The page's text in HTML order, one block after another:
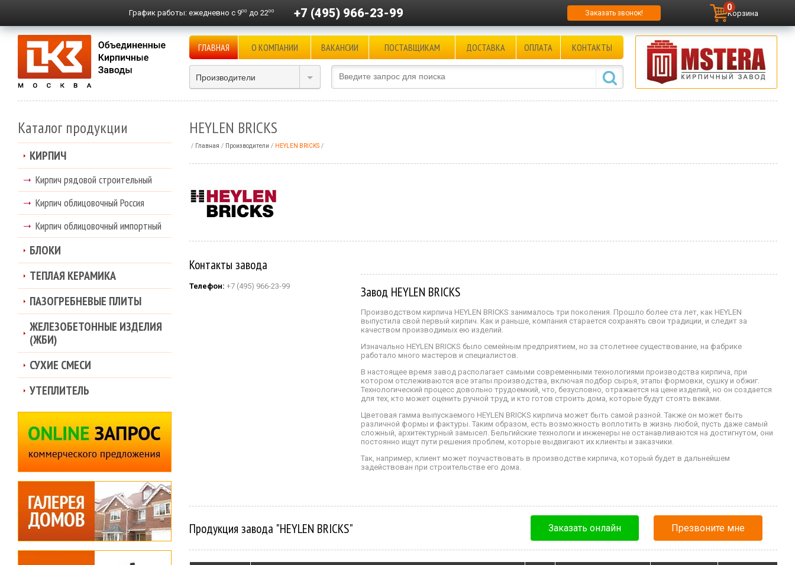
График работы: ежедневно с 900 до 2200 +7 (495) 966-23-99 Заказать звонок! Корзина
0
ГЛАВНАЯ О КОМПАНИИ ВАКАНСИИ ПОСТАВЩИКАМ ДОСТАВКА ОПЛАТА КОНТАКТЫ
Производители
HEYLEN BRICKS
Главная Производители HEYLEN BRICKS
Контакты завода
Телефон: +7 (495) 966-23-99 Завод HEYLEN BRICKS
Производством кирпича HEYLEN BRICKS занималось три поколения. Прошло более ста лет, как HEYLEN
выпустила свой первый кирпич. Как и раньше, компания старается сохранять свои традиции, и следит за
качеством производимых ею изделий.
Изначально HEYLEN BRICKS было семейным предприятием, но за столетнее существование, на фабрике
работало много мастеров и специалистов.
В настоящее время завод располагает самыми современными технологиями производства кирпича, при
котором отслеживаются все этапы производства, включая подбор сырья, этапы формовки, сушку и обжиг.
Технологический процесс довольно трудоемкий, что, безусловно, отражается на цене изделий, но он создается
для тех, кто может оценить ручной труд, и кто готов строить дома, которые будут стоять веками.
Цветовая гамма выпускаемого HEYLEN BRICKS кирпича может быть самой разной. Также он может быть
различной формы и фактуры. Таким образом, есть возможность воплотить в жизнь любой, пусть даже самый
сложный, архитектурный замысел. Бельгийские технологи и инженеры не останавливаются на достигнутом, они
постоянно ищут пути решения проблем, которые выдвигают их клиенты и заказчики.
Так, например, клиент может поучаствовать в производстве кирпича, который будет в дальнейшем
задействован при строительстве его дома.
Продукция завода "HEYLEN BRICKS" Презвоните мне
Заказать онлайн
Каталог продукции
КИРПИЧ
Кирпич рядовой строительный
Кирпич облицовочный Россия
Кирпич облицовочный импортный
БЛОКИ
ТЕПЛАЯ КЕРАМИКА
ПАЗОГРЕБНЕВЫЕ ПЛИТЫ
ЖЕЛЕЗОБЕТОННЫЕ ИЗДЕЛИЯ
(ЖБИ)
СУХИЕ СМЕСИ
УТЕПЛИТЕЛЬ